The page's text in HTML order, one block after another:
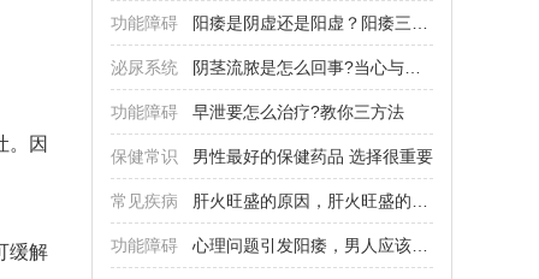
。因
缓解
功能障碍
泌尿系统
功能障碍 早泄要怎么治疗?教你三方法
保健常识 男性最好的保健药品 选择很重要
常见疾病
功能障碍